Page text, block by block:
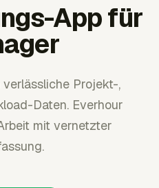
App für
Projekt-,
Daten. Everhour
mit vernetzter